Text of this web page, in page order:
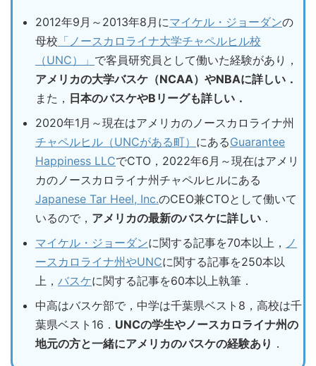
2012年9月～2013年8月にマイケル・ジョーダンの
母校 「ノースカロライナ大学チャペルヒル校
（UNC）」 で客員研究員として働いた経験があり，
アメリカの大学バスケ（NCAA）やNBAに詳しい．
また， 日本のバスケやBリーグも詳しい．
2020年1月～現在はアメリカのノースカロライナ州
チャペルヒル（UNCがある町） にあるGuarantee
Happiness LLCでCTO，2022年6月～現在はアメリ
カのノースカロライナ州チャペルヒルにある
Japanese Tar Heel, Inc.のCEO兼CTOとして働いて
いるので， アメリカの最新のバスケに詳しい ．
マイケル・ジョーダンに関する記事を70本以上， ノ
ースカロライナ州やUNCに関する記事を250本以
上， バスケに関する記事を60本以上執筆．
中高はバスケ部で，中学は千葉県ベスト8，高校は千
葉県ベスト16． UNCの学生やノースカロライナ州の
地元の方と一緒にアメリカのバスケの経験あり ．